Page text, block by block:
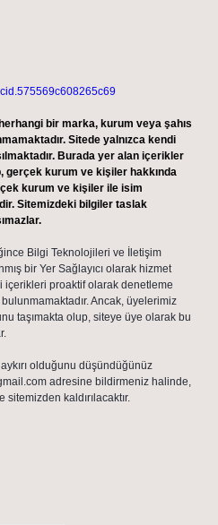
bir marka, kurum veya şahıs
Sitede yalnızca kendi
Burada yer alan içerikler
gerçek kurum ve kişiler hakkında
kurum ve kişiler ile isim
Sitemizdeki bilgiler taslak
Bilgi Teknolojileri ve İletişim
bir Yer Sağlayıcı olarak hizmet
içerikleri proaktif olarak denetleme
Ancak, üyelerimiz
taşımakta olup, siteye üye olarak bu
olduğunu düşündüğünüz
adresine bildirmeniz halinde,
kaldırılacaktır.